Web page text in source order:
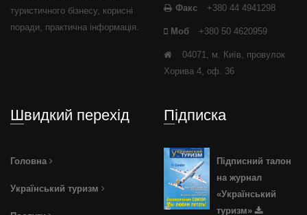
туристичного бізнесу, корисні
поради, практична інформація.
Факс +380 44 4941298
Моб +380 50 4620959
04071, м. Київ, провулок
Хорива 4, оф. 36
Швидкий перехід
Головна
Український туризм
Підписка
Підписний талон
на журнал
«Український
туризм»